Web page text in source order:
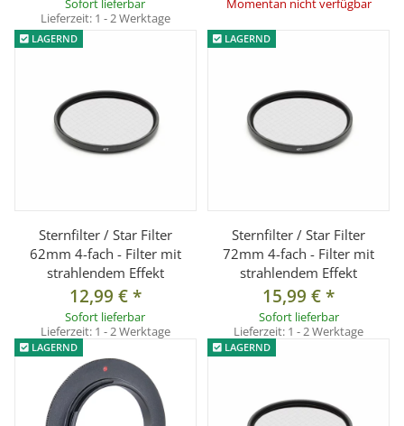
Sofort lieferbar
Lieferzeit: 1 - 2 Werktage
Momentan nicht verfügbar
LAGERND
Sternfilter / Star Filter
62mm 4-fach - Filter mit
strahlendem Effekt
12,99 €*
Sofort lieferbar
Lieferzeit: 1 - 2 Werktage
LAGERND
Sternfilter / Star Filter
72mm 4-fach - Filter mit
strahlendem Effekt
15,99 €*
Sofort lieferbar
Lieferzeit: 1 - 2 Werktage
LAGERND LAGERND